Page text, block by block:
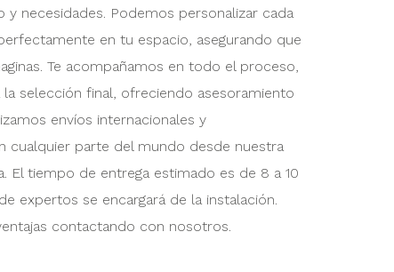
y necesidades. Podemos personalizar cada
en tu espacio, asegurando que
Te acompañamos en todo el proceso,
selección final, ofreciendo asesoramiento
envíos internacionales y
cualquier parte del mundo desde nuestra
El tiempo de entrega estimado es de 8 a 10
expertos se encargará de la instalación.
contactando con nosotros.